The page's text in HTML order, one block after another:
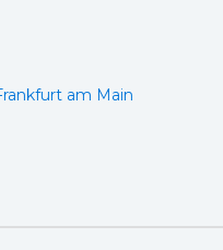
am Main